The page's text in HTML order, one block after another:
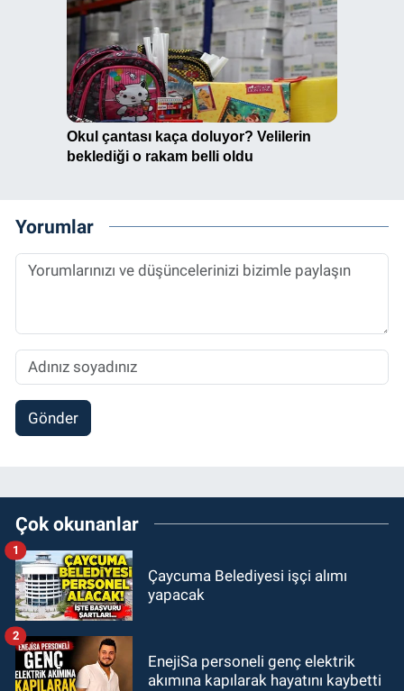
Yorumlar
Gönder
Çok okunanlar
Çaycuma Belediyesi işçi alımı
yapacak
1
EnejiSa personeli genç elektrik
akımına kapılarak hayatını kaybetti
2